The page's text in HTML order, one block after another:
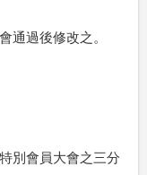
通過後修改之。
別會員大會之三分